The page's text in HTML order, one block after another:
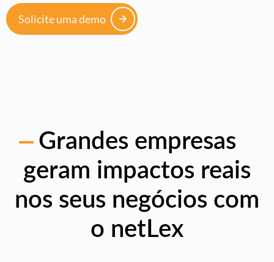
Solicite uma demo
Grandes empresas
geram impactos reais
nos seus negócios com
o netLex